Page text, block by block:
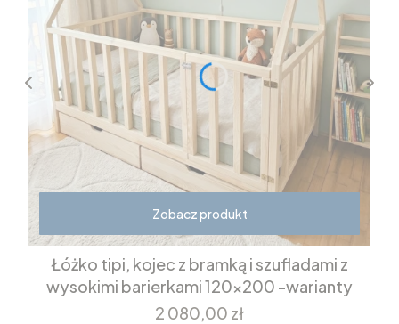
Zobacz produkt
Łóżko tipi, kojec z bramką i szufladami z
wysokimi barierkami 120x200 -warianty
Cena
2 080,00 zł